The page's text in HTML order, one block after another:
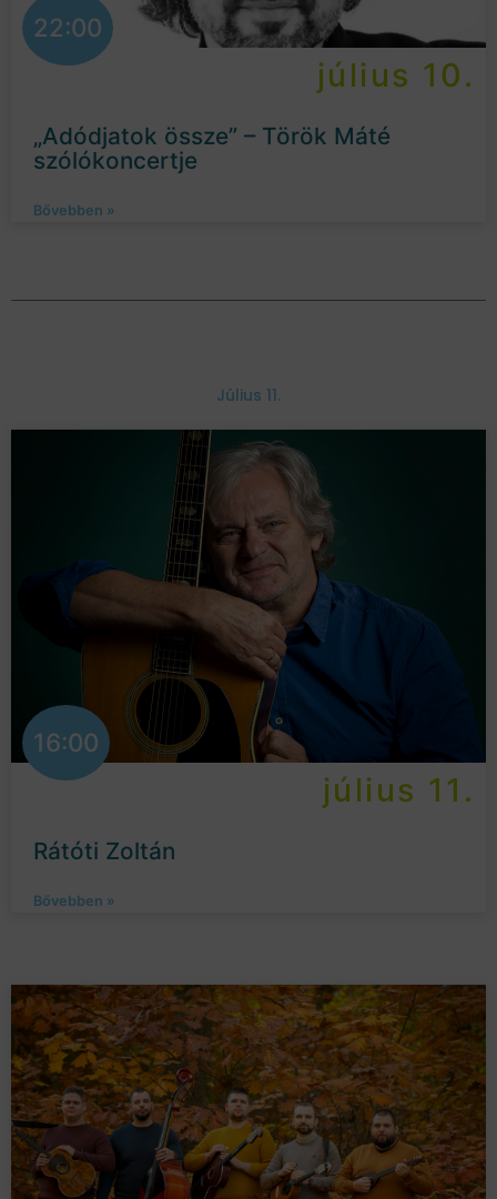
22:00
július 10.
„Adódjatok össze” – Török Máté
szólókoncertje
Bővebben »
Július 11.
16:00
július 11.
Rátóti Zoltán
Bővebben »